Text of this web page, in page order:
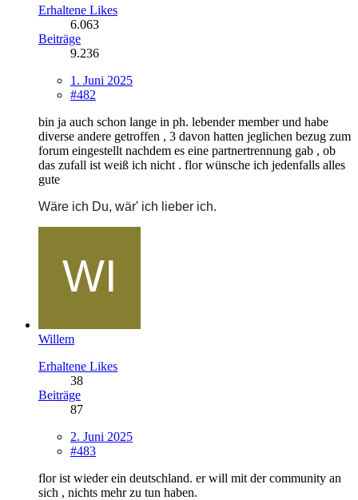
Erhaltene Likes
6.063
Beiträge
9.236
1. Juni 2025
#482
bin ja auch schon lange in ph. lebender member und habe
diverse andere getroffen , 3 davon hatten jeglichen bezug zum
forum eingestellt nachdem es eine partnertrennung gab , ob
das zufall ist weiß ich nicht . flor wünsche ich jedenfalls alles
gute
Wäre ich Du, wär' ich lieber ich.
Willem
Erhaltene Likes
38
Beiträge
87
2. Juni 2025
#483
flor ist wieder ein deutschland. er will mit der community an
sich , nichts mehr zu tun haben.